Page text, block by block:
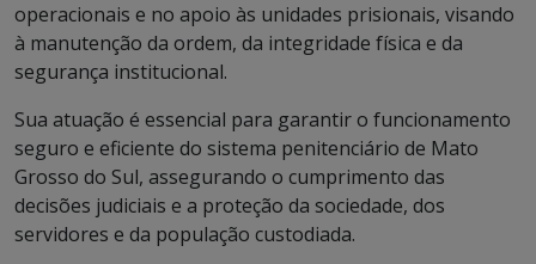
operacionais e no apoio às unidades prisionais, visando
à manutenção da ordem, da integridade física e da
segurança institucional.
Sua atuação é essencial para garantir o funcionamento
seguro e eficiente do sistema penitenciário de Mato
Grosso do Sul, assegurando o cumprimento das
decisões judiciais e a proteção da sociedade, dos
servidores e da população custodiada.